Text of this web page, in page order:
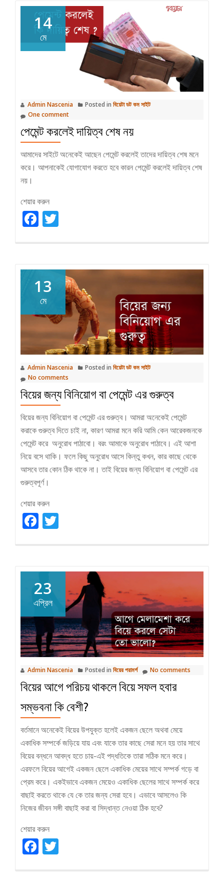
মানুষ
14
মে
Admin Nascenia Posted in বিয়েটা ডট কম সাইট
One comment
পেমেন্ট করলেই দায়িত্ব শেষ নয়
আমাদের সাইটে অনেকেই আছেন পেমেন্ট করলেই তাদের দায়িত্ব শেষ মনে
করে। আপনাকেই যোগাযোগ করতে হবে কারন পেমেন্ট করলেই দায়িত্ব শেষ
নয়।
শেয়ার করুন
Facebook
13
মে
Admin Nascenia Posted in বিয়েটা ডট কম সাইট
No comments
বিয়ের জন্য বিনিয়োগ বা পেমেন্ট এর গুরুত্ব
বিয়ের জন্য বিনিয়োগ বা পেমেন্ট এর গুরুত্ব। আমরা অনেকেই পেমেন্ট
করাকে গুরুত্ব দিতে চাই না, কারণ আমরা মনে করি আমি কেন আরেকজনকে
পেমেন্ট করে অনুরোধ পাঠাবো। বরং আমাকে অনুরোধ পাঠাবে। এই আশা
নিয়ে বসে থাকি। ফলে কিছু অনুরোধ আসে কিন্তু কখন, কার কাছে থেকে
আসবে তার কোন ঠিক থাকে না। তাই বিয়ের জন্য বিনিয়োগ বা পেমেন্ট এর
গুরুত্বপূর্ণ।
শেয়ার করুন
Facebook
23
এপ্রিল
Admin Nascenia Posted in বিয়ের পরামর্শ No comments
বিয়ের আগে পরিচয় থাকলে বিয়ে সফল হবার
সম্ভবনা কি বেশী?
বর্তমানে অনেকেই বিয়ের উপযুক্ত হলেই একজন ছেলে অথবা মেয়ে
একাধিক সম্পর্কে জড়িয়ে যায় এবং যাকে তার কাছে সেরা মনে হয় তার সাথে
বিয়ের বন্ধনে আবদ্ধ হতে চায়-এই পদ্ধতিকে তারা সঠিক মনে করে।
এরফলে বিয়ের আগেই একজন ছেলে একাধিক মেয়ের সাথে সম্পর্ক গড়ে বা
প্রেম করে। একইভাবে একজন মেয়েও একাধিক ছেলের সাথে সম্পর্ক করে
বাছাই করতে থাকে যে কে তার জন্য সেরা হবে। এভাবে আসলেও কি
নিজের জীবন সঙ্গী বাছাই করা বা সিদ্ধান্ত নেওয়া ঠিক হবে?
শেয়ার করুন
Facebook